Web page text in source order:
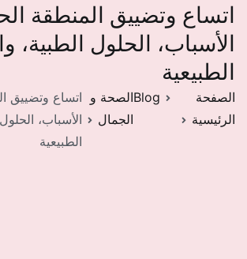
اتساع وتضييق المنطقة
الأسباب، الحلول الطبية،
الطبيعية
الصفحة
الرئيسية
Blogالصحة و
الجمال
اتساع وتضييق
الأسباب،
الطبيعية